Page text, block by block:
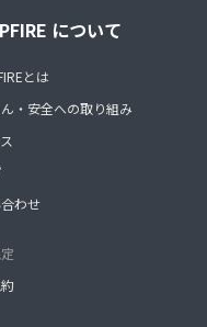
について
とは
・安全への取り組み
わせ